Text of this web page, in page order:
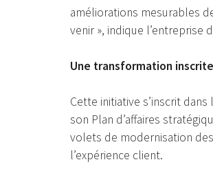
améliorations mesurables
venir », indique l’entreprise
Une transformation
Cette initiative s’inscrit
son Plan d’affaires
volets de modernisation
l’expérience client.